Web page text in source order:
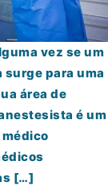
vez se um
para uma
área de
é um
[…]